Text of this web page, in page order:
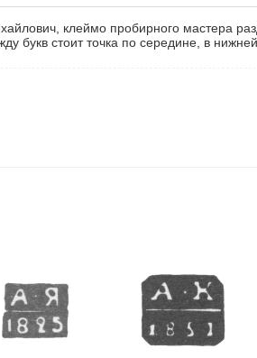
клеймо пробирного мастера
букв стоит точка по середине, в